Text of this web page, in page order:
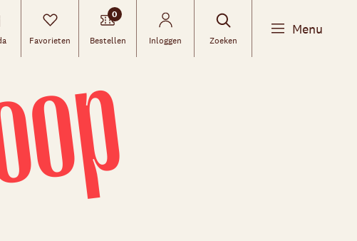
Favorieten
0
Bestellen Inloggen Zoeken
Menu